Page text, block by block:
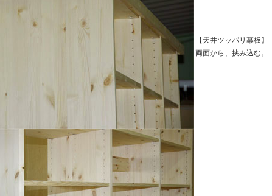
【天井ツッパリ幕板】
両面から、挟み込む。